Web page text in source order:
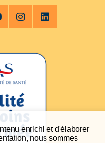
enrichi et d'élaborer
nous sommes